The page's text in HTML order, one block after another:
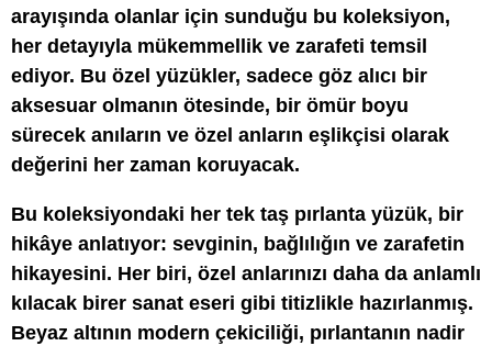
arayışında olanlar için sunduğu bu koleksiyon,
her detayıyla mükemmellik ve zarafeti temsil
ediyor. Bu özel yüzükler, sadece göz alıcı bir
aksesuar olmanın ötesinde, bir ömür boyu
sürecek anıların ve özel anların eşlikçisi olarak
değerini her zaman koruyacak.
Bu koleksiyondaki her tek taş pırlanta yüzük, bir
hikâye anlatıyor: sevginin, bağlılığın ve zarafetin
hikayesini. Her biri, özel anlarınızı daha da anlamlı
kılacak birer sanat eseri gibi titizlikle hazırlanmış.
Beyaz altının modern çekiciliği, pırlantanın nadir